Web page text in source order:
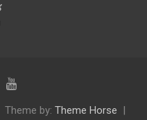
Theme by: Theme Horse